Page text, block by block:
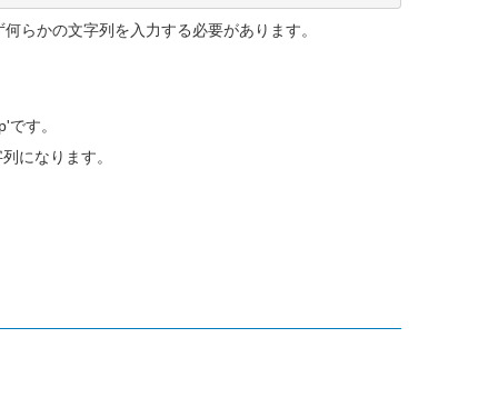
らかの文字列を入力する必要があります。
す。
になります。